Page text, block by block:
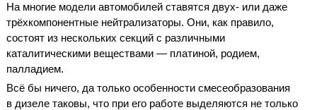
На многие модели автомобилей ставятся двух- или даже
трёхкомпонентные нейтрализаторы. Они, как правило,
состоят из нескольких секций с различными
каталитическими веществами — платиной, родием,
палладием.
Всё бы ничего, да только особенности смесеобразования
в дизеле таковы, что при его работе выделяются не только